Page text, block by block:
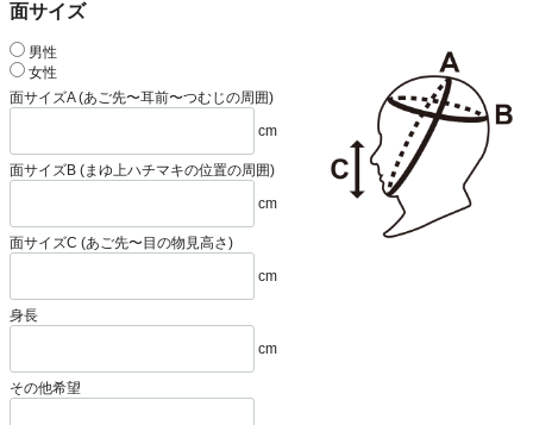
面サイズ
男性
女性
面サイズA (あご先〜耳前〜つむじの周囲)
cm
面サイズB (まゆ上ハチマキの位置の周囲)
cm
面サイズC (あご先〜目の物見高さ)
cm
身長
cm
その他希望